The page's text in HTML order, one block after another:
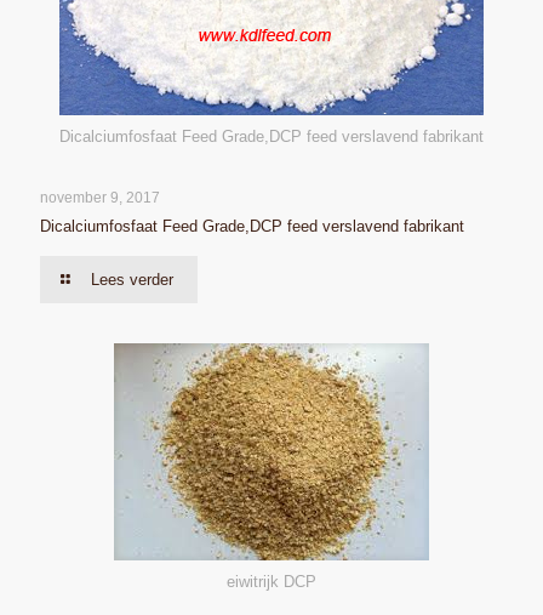
Dicalciumfosfaat Feed Grade,DCP feed verslavend fabrikant
november 9, 2017
Dicalciumfosfaat Feed Grade,DCP feed verslavend fabrikant
Lees verder
eiwitrijk DCP